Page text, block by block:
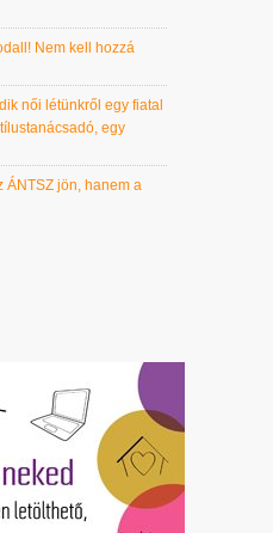
Nem kell hozzá
női létünkről egy fiatal
egy
ÁNTSZ jön, hanem a